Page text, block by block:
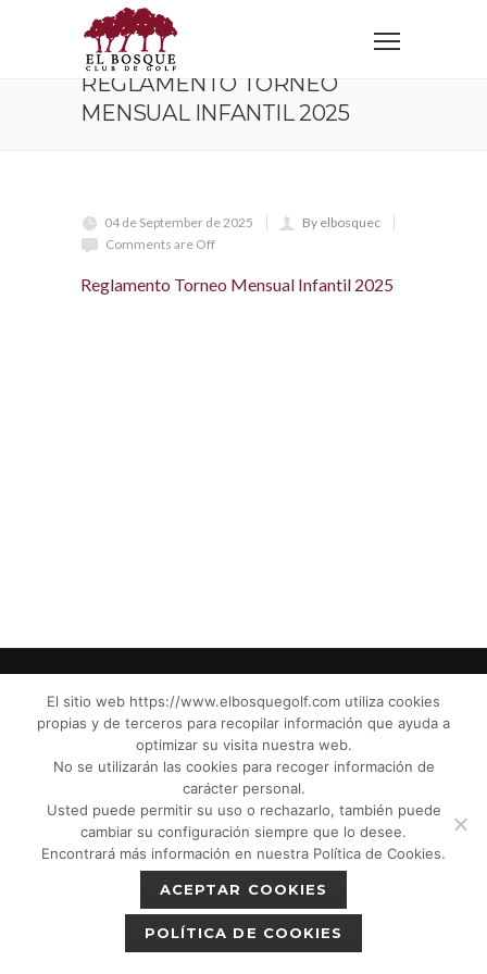
Home Reglamento Torneo Mensual Infantil 2025
REGLAMENTO TORNEO
MENSUAL INFANTIL 2025
04 de September de 2025
By elbosquec
Comments are Off
Reglamento Torneo Mensual Infantil 2025
© El Bosque Club de Golf |Aviso Legal|
Política de Privacidad| Política de Cookies
Política de devoluciones|
Protección de Menores CPM”|
El sitio web https://www.elbosquegolf.com utiliza cookies
propias y de terceros para recopilar información que ayuda a
optimizar su visita nuestra web.
No se utilizarán las cookies para recoger información de
carácter personal.
Usted puede permitir su uso o rechazarlo, también puede
cambiar su configuración siempre que lo desee.
Encontrará más información en nuestra Política de Cookies.
ACEPTAR COOKIES
POLÍTICA DE COOKIES